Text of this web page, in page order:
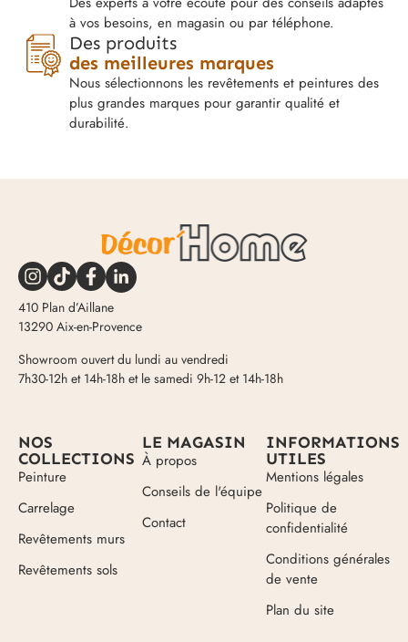
à vos besoins, en magasin ou par téléphone.
Des produits
des meilleures marques
Nous sélectionnons les revêtements et peintures des
plus grandes marques pour garantir qualité et
durabilité.
410 Plan d’Aillane
13290 Aix-en-Provence
Showroom ouvert du lundi au vendredi
7h30-12h et 14h-18h et le samedi 9h-12 et 14h-18h
NOS
COLLECTIONS
Peinture
Carrelage
Revêtements murs
Revêtements sols
LE MAGASIN
À propos
Conseils de l'équipe
Contact
INFORMATIONS
UTILES
Mentions légales
Politique de
confidentialité
Conditions générales
de vente
Plan du site